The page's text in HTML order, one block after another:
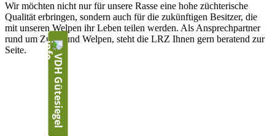
Wir möchten nicht nur für unsere Rasse eine hohe züchterische
Qualität erbringen, sondern auch für die zukünftigen Besitzer, die
mit unseren Welpen ihr Leben teilen werden. Als Ansprechpartner
rund um Zucht und Welpen, steht die LRZ Ihnen gern beratend zur
Seite.
VDH Gütesiegel
Wir sind Mitglied im